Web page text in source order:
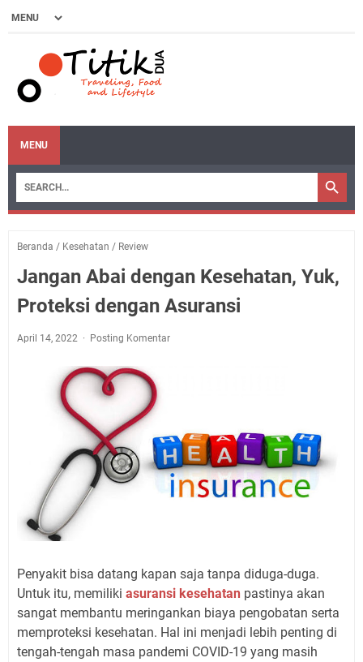
MENU
Beranda / Kesehatan / Review
Jangan Abai dengan Kesehatan, Yuk,
Proteksi dengan Asuransi
April 14, 2022 Posting Komentar
Penyakit bisa datang kapan saja tanpa diduga-duga.
Untuk itu, memiliki asuransi kesehatan pastinya akan
sangat membantu meringankan biaya pengobatan serta
memproteksi kesehatan. Hal ini menjadi lebih penting di
tengah-tengah masa pandemi COVID-19 yang masih